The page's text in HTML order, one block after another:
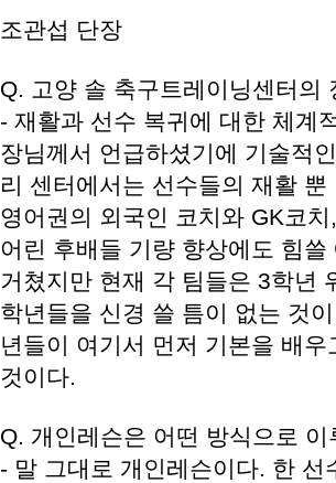
조관섭 단장
Q. 고양 솔 축구트레이닝센터의
- 재활과 선수 복귀에 대한 체계
장님께서 언급하셨기에 기술적
리 센터에서는 선수들의 재활
영어권의 외국인 코치와 GK코
어린 후배들 기량 향상에도 힘
거쳤지만 현재 각 팀들은 3학년
학년들을 신경 쓸 틈이 없는 것
년들이 여기서 먼저 기본을 배
것이다.
Q. 개인레슨은 어떤 방식으로
- 말 그대로 개인레슨이다. 한